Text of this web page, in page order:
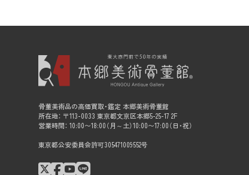
骨董美術品の高価買取・鑑定 本郷美術骨董館
所在地： 〒113-0033 東京都文京区本郷5-25-17 2F
営業時間： 10:00〜18:00（月～土）10:00〜17:00（日・祝）
東京都公安委員会許可305471009552号